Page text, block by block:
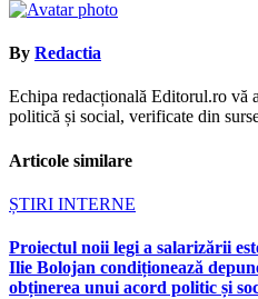
By Redactia
Echipa redacțională Editorul.ro vă
politică și social, verificate din
Articole similare
ȘTIRI INTERNE
Proiectul noii legi a salarizării
Ilie Bolojan condiționează
obținerea unui acord politic și